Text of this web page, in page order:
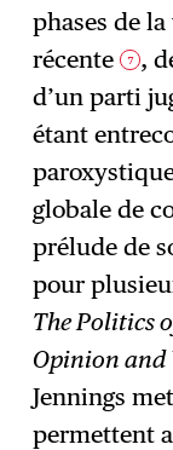
phases de
récente 7 ,
d’un parti
étant
globale de
prélude de
pour
The Politics
Opinion and
Jennings
permettent